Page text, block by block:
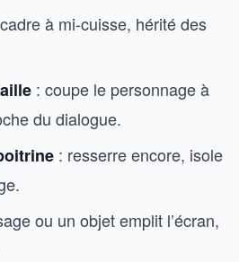
à mi-cuisse, hérité des
: coupe le personnage à
du dialogue.
: resserre encore, isole
ou un objet emplit l’écran,